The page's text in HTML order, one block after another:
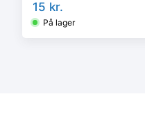
15 kr.
På lager